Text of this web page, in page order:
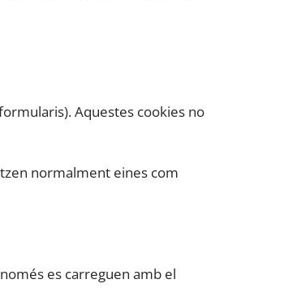
Aquestes cookies no
normalment eines com
es carreguen amb el